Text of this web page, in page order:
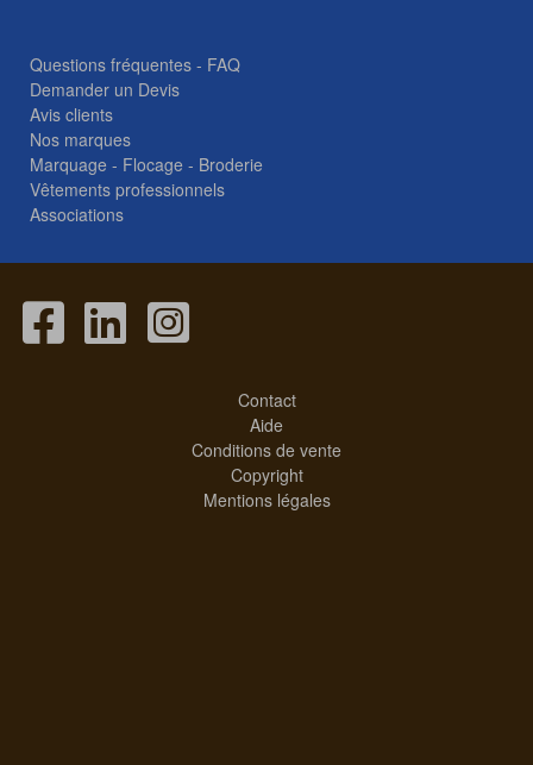
Questions fréquentes - FAQ
Demander un Devis
Avis clients
Nos marques
Marquage - Flocage - Broderie
Vêtements professionnels
Associations
Contact
Aide
Conditions de vente
Copyright
Mentions légales